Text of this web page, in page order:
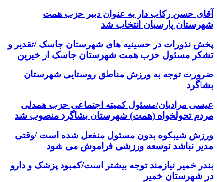
آقای حسن رکاب دار به عنوان دبیر حزب همت
شهرستان پارسیان انتخاب شد
پخش نذورات در حسینیه های شهرستان جاسک /تقدیر و
تشکر مسئول حزب همت شهرستان جاسک از خیرین
ضرورت توجه به ورزش مناطق روستایی شهرستان
بشاگرد
عیسی مرادیان/مسئول کمیته اجتماعی حزب همدلی
مردم تحولخواه (همت) شهرستان بشاگرد منصوب شد
ورزش شیبکوه بدون مسئول منفعل شده است /وقتی
مدیر نباشد توسعه ورزشی فراموش می شود
بندر خمیر نیازمند توجه بیشتر است/کمبود پزشک و دارو
در شهرستان خمیر